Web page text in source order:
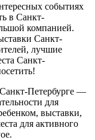
событиях
в Санкт-
компанией.
Санкт-
лучшие
Санкт-
Петербурге —
для
выставки,
для активного